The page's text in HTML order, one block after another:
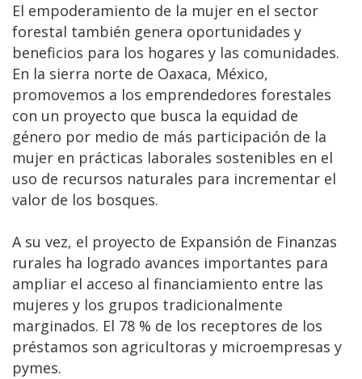
El empoderamiento de la mujer en el sector
forestal también genera oportunidades y
beneficios para los hogares y las comunidades.
En la sierra norte de Oaxaca, México,
promovemos a los emprendedores forestales
con un proyecto que busca la equidad de
género por medio de más participación de la
mujer en prácticas laborales sostenibles en el
uso de recursos naturales para incrementar el
valor de los bosques.
A su vez, el proyecto de Expansión de Finanzas
rurales ha logrado avances importantes para
ampliar el acceso al financiamiento entre las
mujeres y los grupos tradicionalmente
marginados. El 78 % de los receptores de los
préstamos son agricultoras y microempresas y
pymes.